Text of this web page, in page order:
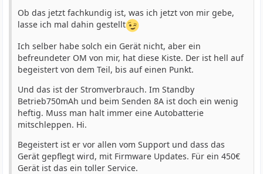
Ob das jetzt fachkundig ist, was ich jetzt von mir gebe,
lasse ich mal dahin gestellt
Ich selber habe solch ein Gerät nicht, aber ein
befreundeter OM von mir, hat diese Kiste. Der ist hell auf
begeistert von dem Teil, bis auf einen Punkt.
Und das ist der Stromverbrauch. Im Standby
Betrieb750mAh und beim Senden 8A ist doch ein wenig
heftig. Muss man halt immer eine Autobatterie
mitschleppen. Hi.
Begeistert ist er vor allen vom Support und dass das
Gerät gepflegt wird, mit Firmware Updates. Für ein 450€
Gerät ist das ein toller Service.